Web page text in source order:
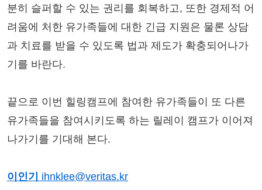
분히 슬퍼할 수 있는 권리를 회복하고, 또한 경제적 어
려움에 처한 유가족들에 대한 긴급 지원은 물론 상담
과 치료를 받을 수 있도록 법과 제도가 확충되어나가
기를 바란다.
끝으로 이번 힐링캠프에 참여한 유가족들이 또 다른
유가족들을 참여시키도록 하는 릴레이 캠프가 이어져
나가기를 기대해 본다.
이인기 ihnklee@veritas.kr